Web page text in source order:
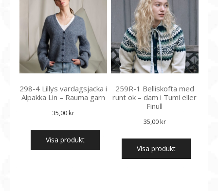
259R-1 Belliskofta med
runt ok – dam i Tumi eller
Finull
35,00kr
Visa produkt
298-4 Lillys vardagsjacka i
Alpakka Lin – Rauma garn
35,00kr
Visa produkt